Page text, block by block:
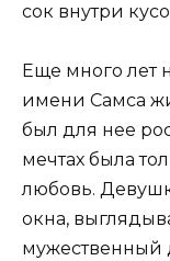
сок внутри
Еще много лет
имени Самса
был для нее
мечтах была
любовь.
окна,
мужественный